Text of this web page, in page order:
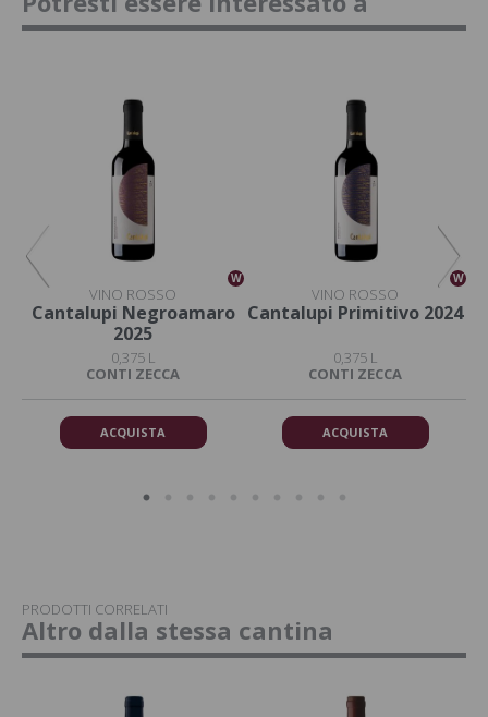
W
VINO ROSSO
Cantalupi Negroamaro
2025
0,375 L
CONTI ZECCA
ACQUISTA
W
VINO ROSSO
Cantalupi Primitivo 2024
0,375 L
CONTI ZECCA
ACQUISTA
PRODOTTI CORRELATI
Altro dalla stessa cantina